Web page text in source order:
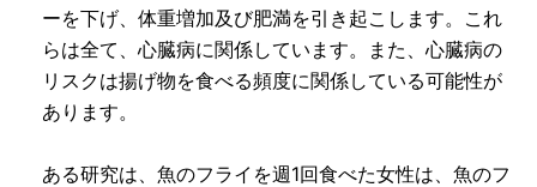
ーを下げ、体重増加及び肥満を引き起こします。これ
らは全て、心臓病に関係しています。また、心臓病の
リスクは揚げ物を食べる頻度に関係している可能性が
あります。
ある研究は、魚のフライを週1回食べた女性は、魚のフ